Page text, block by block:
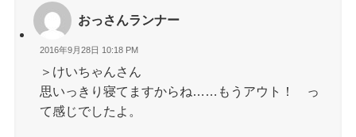
おっさんランナー
2016年9月28日 10:18 PM
＞けいちゃんさん
思いっきり寝てますからね……もうアウト！ っ
て感じでしたよ。